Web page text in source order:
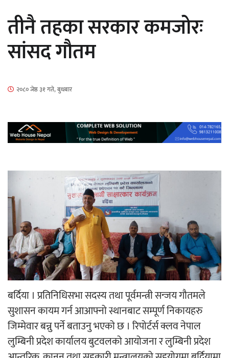
‘ईयुमा डट कम’ले बुधबारदेखि आफ्नो
औपचारिक सेवा सञ्चालनमा
हलमा छैन ‘गौँथली’को टिकट
तीनै तहका सरकार कमजोरः
सांसद गौतम
२०८० जेष्ठ ३१ गते, बुधबार
बर्दिया । प्रतिनिधिसभा सदस्य तथा पूर्वमन्त्री सन्जय गौतमले
सुशासन कायम गर्न आआफ्नो स्थानबाट सम्पूर्ण निकायहरु
जिम्मेवार बन्नु पर्ने बताउनु भएको छ । रिपोर्टर्स क्लव नेपाल
लुम्बिनी प्रदेश कार्यालय बुटवलको आयोजना र लुम्बिनी प्रदेश